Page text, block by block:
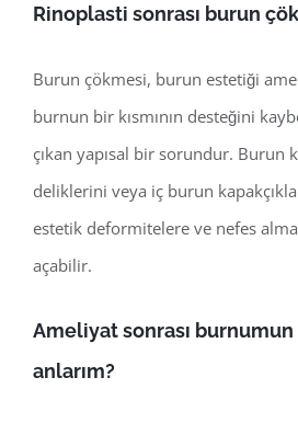
Rinoplasti sonrası burun
Burun çökmesi, burun estetiği
burnun bir kısmının desteğini
çıkan yapısal bir sorundur. Burun
deliklerini veya iç burun
estetik deformitelere ve nefes
açabilir.
Ameliyat sonrası
anlarım?